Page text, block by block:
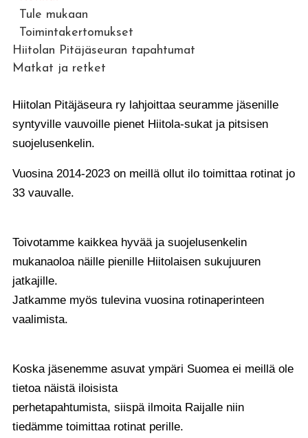
Tule mukaan
Toimintakertomukset
Hiitolan Pitäjäseuran tapahtumat
Matkat ja retket
Hiitolan Pitäjäseura ry lahjoittaa seuramme jäsenille
syntyville vauvoille pienet Hiitola-sukat ja pitsisen
suojelusenkelin.
Vuosina 2014-2023 on meillä ollut ilo toimittaa rotinat jo
33 vauvalle.
Toivotamme kaikkea hyvää ja suojelusenkelin
mukanaoloa näille pienille Hiitolaisen sukujuuren
jatkajille.
Jatkamme myös tulevina vuosina rotinaperinteen
vaalimista.
Koska jäsenemme asuvat ympäri Suomea ei meillä ole
tietoa näistä iloisista
perhetapahtumista, siispä ilmoita Raijalle niin
tiedämme toimittaa rotinat perille.